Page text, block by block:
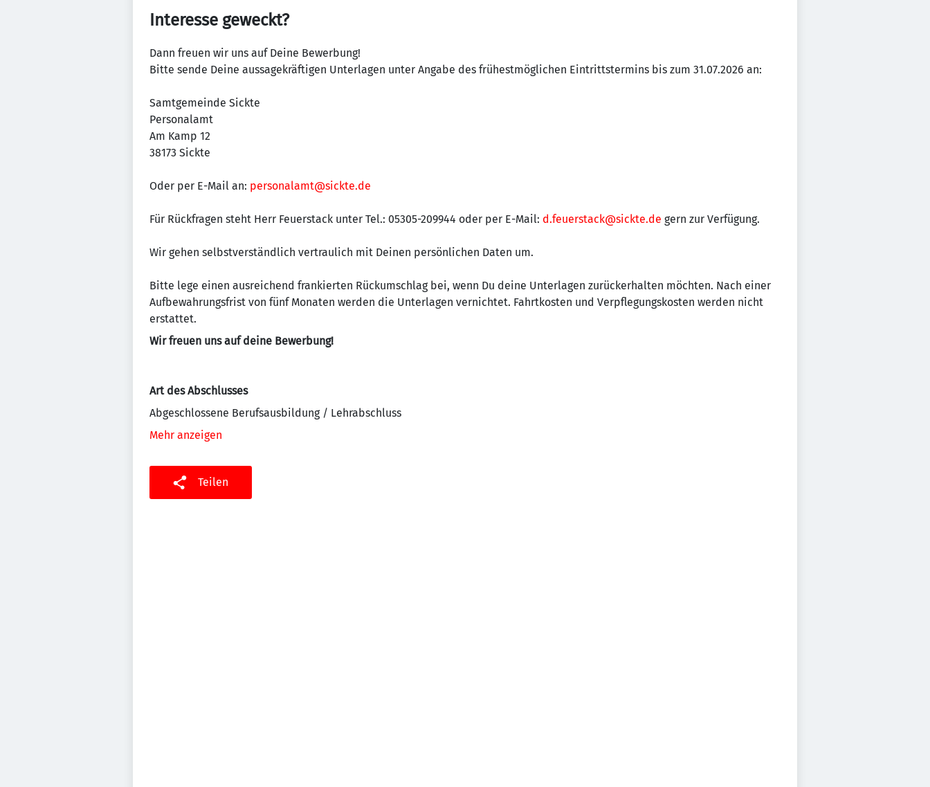
Interesse geweckt?
Dann freuen wir uns auf Deine Bewerbung!
Bitte sende Deine aussagekräftigen Unterlagen unter Angabe des frühestmöglichen Eintrittstermins bis zum 31.07.2026 an:
Samtgemeinde Sickte
Personalamt
Am Kamp 12
38173 Sickte
Oder per E-Mail an: personalamt@sickte.de
Für Rückfragen steht Herr Feuerstack unter Tel.: 05305-209944 oder per E-Mail: d.feuerstack@sickte.de gern zur Verfügung.
Wir gehen selbstverständlich vertraulich mit Deinen persönlichen Daten um.
Bitte lege einen ausreichend frankierten Rückumschlag bei, wenn Du deine Unterlagen zurückerhalten möchten. Nach einer
Aufbewahrungsfrist von fünf Monaten werden die Unterlagen vernichtet. Fahrtkosten und Verpflegungskosten werden nicht
erstattet.
Wir freuen uns auf deine Bewerbung!
Art des Abschlusses
Abgeschlossene Berufsausbildung / Lehrabschluss
Mehr anzeigen
Teilen